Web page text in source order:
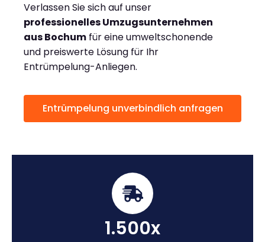
Verlassen Sie sich auf unser
professionelles Umzugsunternehmen
aus Bochum für eine umweltschonende
und preiswerte Lösung für Ihr
Entrümpelung-Anliegen.
Entrümpelung unverbindlich anfragen
1.500x